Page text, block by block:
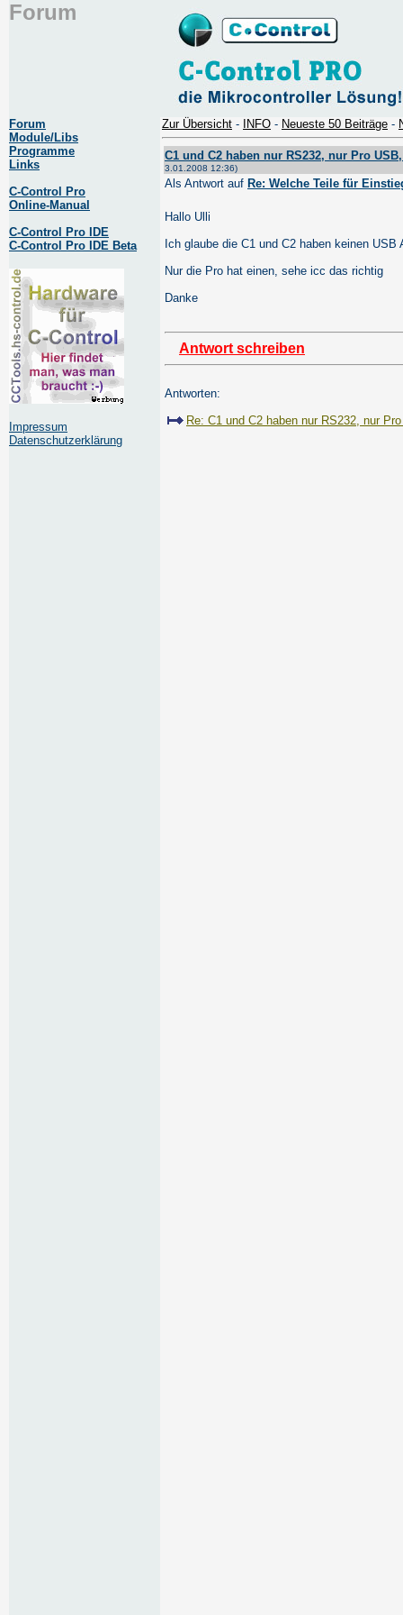
Forum
Forum
Module/Libs
Programme
Links
C-Control Pro
Online-Manual
C-Control Pro IDE
C-Control Pro IDE Beta
Impressum
Datenschutzerklärung
Zur Übersicht - INFO - Neueste 50 Beiträge -
C1 und C2 haben nur RS232, nur Pro
3.01.2008 12:36)
Als Antwort auf Re: Welche Teile für
Hallo Ulli
Ich glaube die C1 und C2 haben keinen USB
Nur die Pro hat einen, sehe icc das richtig
Danke
Antwort schreiben
Antworten:
Re: C1 und C2 haben nur RS232, nur